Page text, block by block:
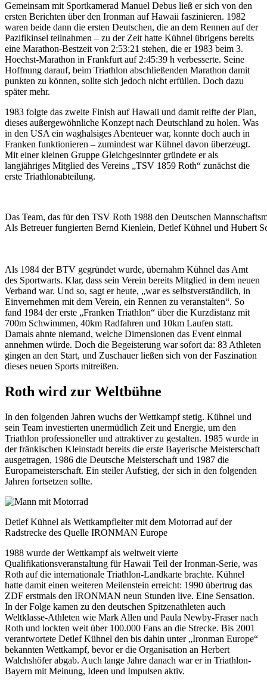
Gemeinsam mit Sportkamerad Manuel Debus ließ er sich von den
ersten Berichten über den Ironman auf Hawaii faszinieren. 1982
waren beide dann die ersten Deutschen, die an dem Rennen auf der
Pazifikinsel teilnahmen – zu der Zeit hatte Kühnel übrigens bereits
eine Marathon-Bestzeit von 2:53:21 stehen, die er 1983 beim 3.
Hoechst-Marathon in Frankfurt auf 2:45:39 h verbesserte. Seine
Hoffnung darauf, beim Triathlon abschließenden Marathon damit
punkten zu können, sollte sich jedoch nicht erfüllen. Doch dazu
später mehr.
1983 folgte das zweite Finish auf Hawaii und damit reifte der Plan,
dieses außergewöhnliche Konzept nach Deutschland zu holen. Was
in den USA ein waghalsiges Abenteuer war, konnte doch auch in
Franken funktionieren – zumindest war Kühnel davon überzeugt.
Mit einer kleinen Gruppe Gleichgesinnter gründete er als
langjähriges Mitglied des Vereins „TSV 1859 Roth“ zunächst die
erste Triathlonabteilung.
Das Team, das für den TSV Roth 1988 den Deutschen
Als Betreuer fungierten Bernd Kienlein, Detlef Kühnel und Hubert
Als 1984 der BTV gegründet wurde, übernahm Kühnel das Amt
des Sportwarts. Klar, dass sein Verein bereits Mitglied in dem neuen
Verband war. Und so, sagt er heute, „war es selbstverständlich, in
Einvernehmen mit dem Verein, ein Rennen zu veranstalten“. So
fand 1984 der erste „Franken Triathlon“ über die Kurzdistanz mit
700m Schwimmen, 40km Radfahren und 10km Laufen statt.
Damals ahnte niemand, welche Dimensionen das Event einmal
annehmen würde. Doch die Begeisterung war sofort da: 83 Athleten
gingen an den Start, und Zuschauer ließen sich von der Faszination
dieses neuen Sports mitreißen.
Roth wird zur Weltbühne
In den folgenden Jahren wuchs der Wettkampf stetig. Kühnel und
sein Team investierten unermüdlich Zeit und Energie, um den
Triathlon professioneller und attraktiver zu gestalten. 1985 wurde in
der fränkischen Kleinstadt bereits die erste Bayerische Meisterschaft
ausgetragen, 1986 die Deutsche Meisterschaft und 1987 die
Europameisterschaft. Ein steiler Aufstieg, der sich in den folgenden
Jahren fortsetzen sollte.
Detlef Kühnel als Wettkampfleiter mit dem Motorrad auf der
Radstrecke des Quelle IRONMAN Europe
1988 wurde der Wettkampf als weltweit vierte
Qualifikationsveranstaltung für Hawaii Teil der Ironman-Serie, was
Roth auf die internationale Triathlon-Landkarte brachte. Kühnel
hatte damit einen weiteren Meilenstein erreicht: 1990 übertrug das
ZDF erstmals den IRONMAN neun Stunden live. Eine Sensation.
In der Folge kamen zu den deutschen Spitzenathleten auch
Weltklasse-Athleten wie Mark Allen und Paula Newby-Fraser nach
Roth und lockten weit über 100.000 Fans an die Strecke. Bis 2001
verantwortete Detlef Kühnel den bis dahin unter „Ironman Europe“
bekannten Wettkampf, bevor er die Organisation an Herbert
Walchshöfer abgab. Auch lange Jahre danach war er in Triathlon-
Bayern mit Meinung, Ideen und Impulsen aktiv.